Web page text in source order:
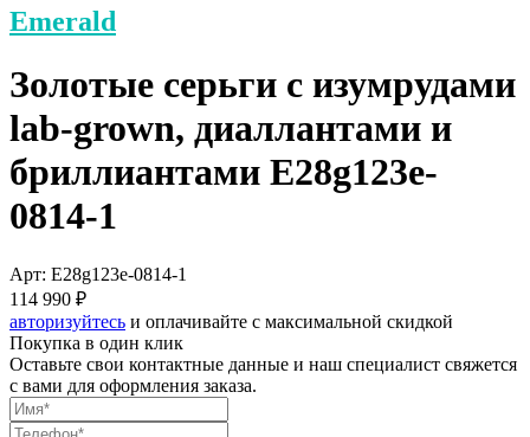
Emerald
Золотые серьги с изумрудами
lab-grown, диаллантами и
бриллиантами E28g123e-
0814-1
Арт: E28g123e-0814-1
114 990 ₽
авторизуйтесь и оплачивайте с максимальной скидкой
Покупка в один клик
Оставьте свои контактные данные и наш специалист свяжется
с вами для оформления заказа.